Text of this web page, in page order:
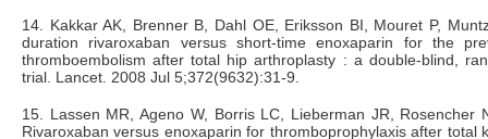
14. Kakkar AK, Brenner B, Dahl OE, Eriksson BI, Mouret P,
duration rivaroxaban versus short-time enoxaparin for the
thromboembolism after total hip arthroplasty : a double-blind,
trial. Lancet. 2008 Jul 5;372(9632):31-9.
15. Lassen MR, Ageno W, Borris LC, Lieberman JR, Rosencher
Rivaroxaban versus enoxaparin for thromboprophylaxis after total